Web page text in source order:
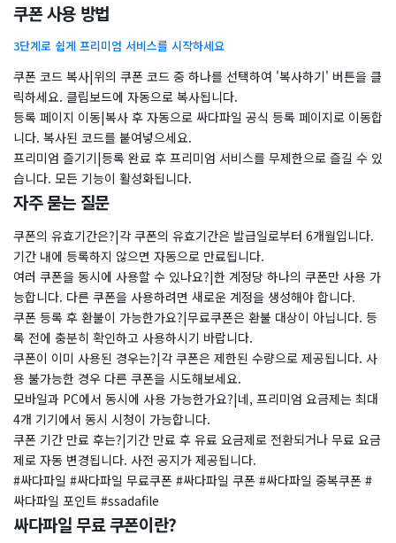
쿠폰 사용 방법
3단계로 쉽게 프리미엄 서비스를 시작하세요
쿠폰 코드 복사|위의 쿠폰 코드 중 하나를 선택하여 '복사하기' 버튼을 클
릭하세요. 클립보드에 자동으로 복사됩니다.
등록 페이지 이동|복사 후 자동으로 싸다파일 공식 등록 페이지로 이동합
니다. 복사된 코드를 붙여넣으세요.
프리미엄 즐기기|등록 완료 후 프리미엄 서비스를 무제한으로 즐길 수 있
습니다. 모든 기능이 활성화됩니다.
자주 묻는 질문
쿠폰의 유효기간은?|각 쿠폰의 유효기간은 발급일로부터 6개월입니다.
기간 내에 등록하지 않으면 자동으로 만료됩니다.
여러 쿠폰을 동시에 사용할 수 있나요?|한 계정당 하나의 쿠폰만 사용 가
능합니다. 다른 쿠폰을 사용하려면 새로운 계정을 생성해야 합니다.
쿠폰 등록 후 환불이 가능한가요?|무료쿠폰은 환불 대상이 아닙니다. 등
록 전에 충분히 확인하고 사용하시기 바랍니다.
쿠폰이 이미 사용된 경우는?|각 쿠폰은 제한된 수량으로 제공됩니다. 사
용 불가능한 경우 다른 쿠폰을 시도해보세요.
모바일과 PC에서 동시에 사용 가능한가요?|네, 프리미엄 요금제는 최대
4개 기기에서 동시 시청이 가능합니다.
쿠폰 기간 만료 후는?|기간 만료 후 유료 요금제로 전환되거나 무료 요금
제로 자동 변경됩니다. 사전 공지가 제공됩니다.
#싸다파일 #싸다파일 무료쿠폰 #싸다파일 쿠폰 #싸다파일 중복쿠폰 #
싸다파일 포인트 #ssadafile
싸다파일 무료 쿠폰이란?